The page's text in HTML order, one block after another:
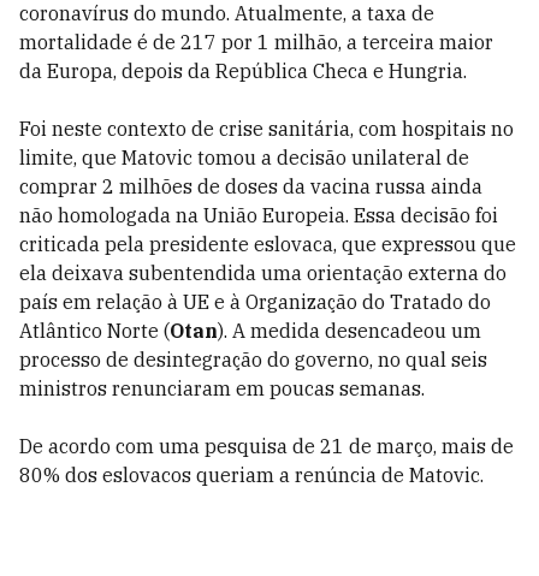
coronavírus do mundo. Atualmente, a taxa de
mortalidade é de 217 por 1 milhão, a terceira maior
da Europa, depois da República Checa e Hungria.
Foi neste contexto de crise sanitária, com hospitais no
limite, que Matovic tomou a decisão unilateral de
comprar 2 milhões de doses da vacina russa ainda
não homologada na União Europeia. Essa decisão foi
criticada pela presidente eslovaca, que expressou que
ela deixava subentendida uma orientação externa do
país em relação à UE e à Organização do Tratado do
Atlântico Norte (Otan). A medida desencadeou um
processo de desintegração do governo, no qual seis
ministros renunciaram em poucas semanas.
De acordo com uma pesquisa de 21 de março, mais de
80% dos eslovacos queriam a renúncia de Matovic.